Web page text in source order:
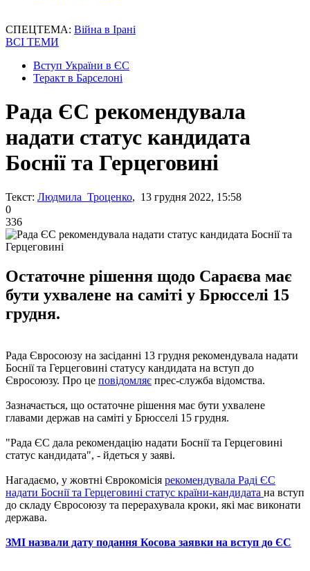
СПЕЦТЕМА: Війна в Ірані
ВСІ ТЕМИ
Вступ України в ЄС
Теракт в Барселоні
Рада ЄС рекомендувала
надати статус кандидата
Боснії та Герцеговині
Текст: Людмила Троценко, 13 грудня 2022, 15:58
0
336
Остаточне рішення щодо Сараєва має
бути ухвалене на саміті у Брюсселі 15
грудня.
Рада Євросоюзу на засіданні 13 грудня рекомендувала надати
Боснії та Герцеговині статусу кандидата на вступ до
Євросоюзу. Про це повідомляє прес-служба відомства.
Зазначається, що остаточне рішення має бути ухвалене
главами держав на саміті у Брюсселі 15 грудня.
"Рада ЄС дала рекомендацію надати Боснії та Герцеговині
статус кандидата", - йдеться у заяві.
Нагадаємо, у жовтні Єврокомісія рекомендувала Раді ЄС
надати Боснії та Герцеговині статус країни-кандидата на вступ
до складу Євросоюзу та перерахувала кроки, які має виконати
держава.
ЗМІ назвали дату подання Косова заявки на вступ до ЄС